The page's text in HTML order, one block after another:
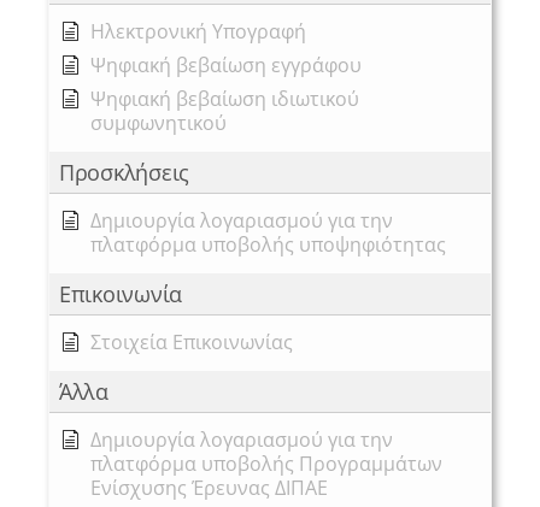
Ηλεκτρονική Υπογραφή
Ψηφιακή βεβαίωση εγγράφου
Ψηφιακή βεβαίωση ιδιωτικού
συμφωνητικού
Προσκλήσεις
Δημιουργία λογαριασμού για την
πλατφόρμα υποβολής υποψηφιότητας
Επικοινωνία
Στοιχεία Επικοινωνίας
Άλλα
Δημιουργία λογαριασμού για την
πλατφόρμα υποβολής Προγραμμάτων
Ενίσχυσης Έρευνας ΔΙΠΑΕ